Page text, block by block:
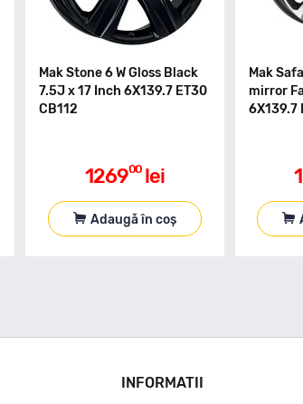
Mak Stone 6 W Gloss Black
7.5J x 17 Inch 6X139.7 ET30
CB112
126900 lei
Adaugă în coș
Mak
mirror
6X139.7
INFORMATII